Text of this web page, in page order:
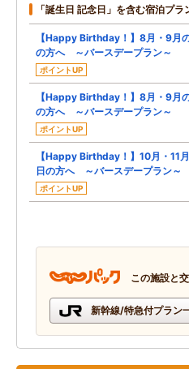
「誕生日 記念日」を含む宿泊プラ
【Happy Birthday！】8月・9月
の方へ ～バースデープラン～
ポイントUP
【Happy Birthday！】8月・9月
の方へ ～バースデープラン～
ポイントUP
【Happy Birthday！】10月・11
日の方へ ～バースデープラン～
ポイントUP
この施設と
新幹線/特急付プラン